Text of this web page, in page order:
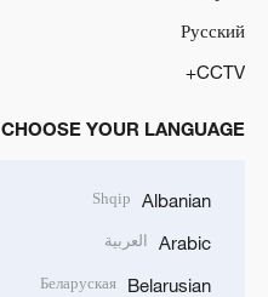
Русский
CCTV+
CHOOSE YOUR LANGUAGE
Albanian
Shqip
Arabic العربية
Belarusian
Беларуская